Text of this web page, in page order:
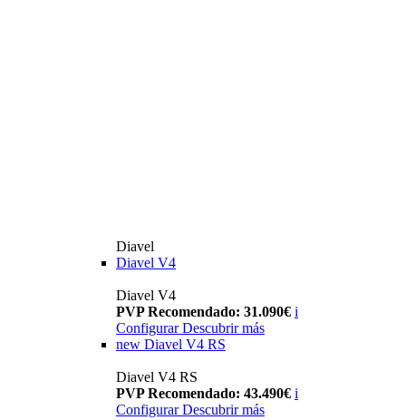
Diavel
Diavel V4
Diavel V4
PVP Recomendado: 31.090€ i
Configurar Descubrir más
new Diavel V4 RS
Diavel V4 RS
PVP Recomendado: 43.490€ i
Configurar Descubrir más